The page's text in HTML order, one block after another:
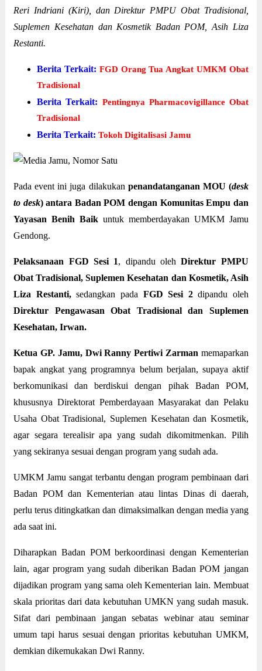
Reri Indriani (Kiri), dan Direktur PMPU Obat Tradisional,
Suplemen Kesehatan dan Kosmetik Badan POM, Asih Liza
Restanti.
Berita Terkait: FGD Orang Tua Angkat UMKM Obat
Tradisional
Berita Terkait: Pentingnya Pharmacovigillance Obat
Tradisional
Berita Terkait:Tokoh Digitalisasi Jamu
Pada event ini juga dilakukan penandatanganan MOU (desk
to desk) antara Badan POM dengan Komunitas Empu dan
Yayasan Benih Baik untuk memberdayakan UMKM Jamu
Gendong.
Pelaksanaan FGD Sesi 1, dipandu olehDirektur PMPU
Obat Tradisional, Suplemen Kesehatan dan Kosmetik, Asih
Liza Restanti,sedangkan pada FGD Sesi 2dipandu oleh
Direktur Pengawasan Obat Tradisional dan Suplemen
Kesehatan, Irwan.
Ketua GP. Jamu, Dwi Ranny Pertiwi Zarmanmemaparkan
bapak angkat yang programnya belum berjalan, supaya aktif
berkomunikasi dan berdiskui dengan pihak Badan POM,
khususnya Direktorat Pemberdayaan Masyarakat dan Pelaku
Usaha Obat Tradisional, Suplemen Kesehatan dan Kosmetik,
agar segara terealisir apa yang sudah dikomitmenkan. Pilih
yang sekiranya sesuai dengan program yang sudah ada.
UMKM Jamu sangat terbantu dengan program pembinaan dari
Badan POM dan Kementerian atau lintas Dinas di daerah,
perlu terus ditingkatkan dan dimaksimalkan dengan media yang
ada saat ini.
Diharapkan Badan POM berkoordinasi dengan Kementerian
lain, agar program yang sudah diberikan Badan POM jangan
dijadikan program yang sama oleh Kementerian lain. Membuat
skala prioritas dari data kebutuhan UMKN yang sudah masuk.
Sifat dari pembinaan jangan sebatas webinar atau seminar
umum tapi harus sesuai dengan prioritas kebutuhan UMKM,
demkian dikemukakan Dwi Ranny.